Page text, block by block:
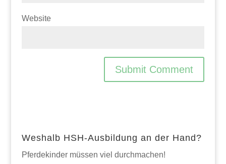
Website
Weshalb HSH-Ausbildung an der Hand?
Pferdekinder müssen viel durchmachen!